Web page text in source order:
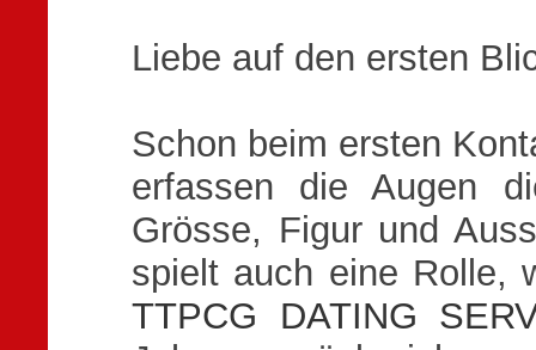
Liebe auf den ersten
Schon beim ersten
erfassen die Augen
Grösse, Figur und
spielt auch eine Rolle,
TTPCG DATING